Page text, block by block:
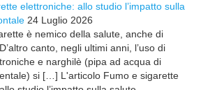
elettroniche: allo studio l’impatto sulla
24 Luglio 2026
è nemico della salute, anche di
canto, negli ultimi anni, l’uso di
e narghilè (pipa ad acqua di
si […] L'articolo Fumo e sigarette